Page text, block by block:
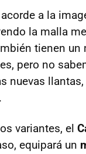
a la
la malla
tienen
pero no
nuevas
.
variantes, el
equipará un